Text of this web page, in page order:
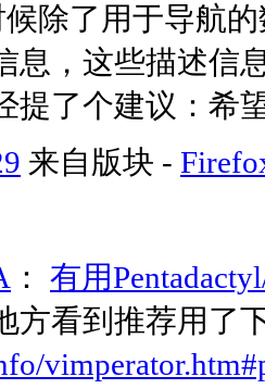
除了用于导航
息，这些描述信
提了个建议：希
来自版块 -
： 有用
方看到推荐用了